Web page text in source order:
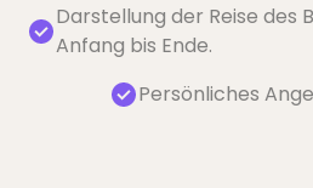
Darstellung der Reise des
Anfang bis Ende.
Persönliches